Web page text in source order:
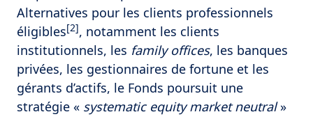
Alternatives pour les clients professionnels
éligibles[2], notamment les clients
institutionnels, les family offices, les banques
privées, les gestionnaires de fortune et les
gérants d’actifs, le Fonds poursuit une
stratégie « systematic equity market neutral»